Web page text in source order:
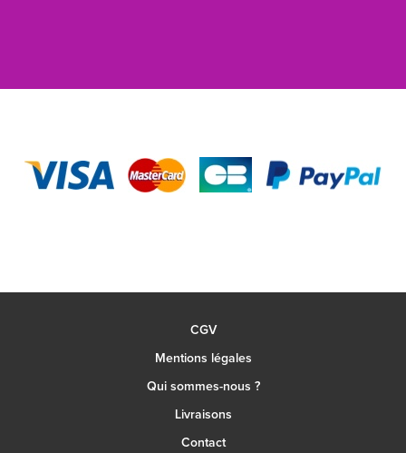
CGV
Mentions légales
Qui sommes-nous ?
Livraisons
Contact